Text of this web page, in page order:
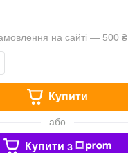
на сайті — 500 ₴
Купити
або
Купити з